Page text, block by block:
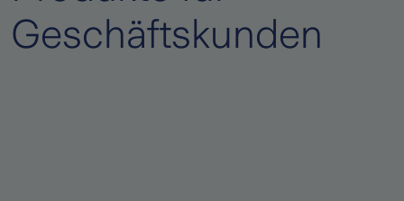
Geschäftskunden